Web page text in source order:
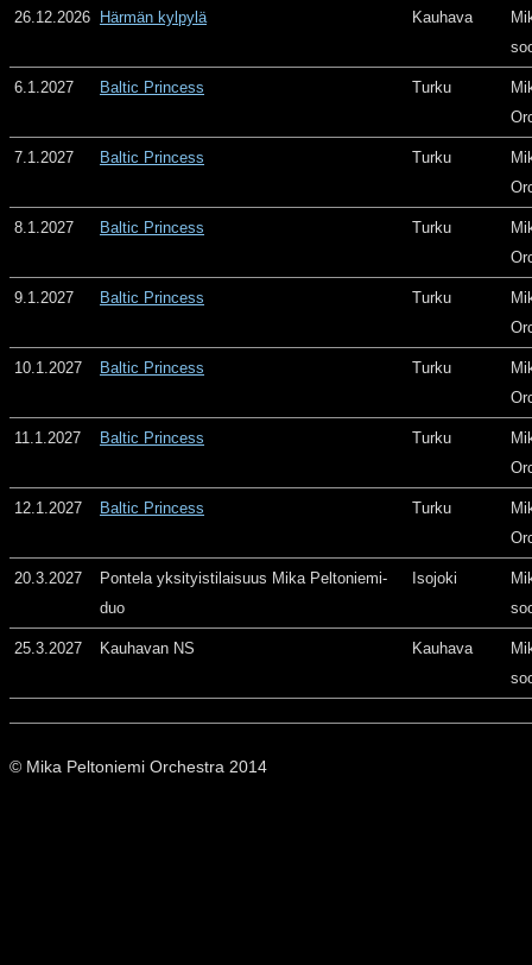
26.12.2026 Härmän kylpylä Kauhava
6.1.2027 Baltic Princess Turku
7.1.2027 Baltic Princess Turku
8.1.2027 Baltic Princess Turku
9.1.2027 Baltic Princess Turku
10.1.2027 Baltic Princess Turku
11.1.2027 Baltic Princess Turku
12.1.2027 Baltic Princess Turku
20.3.2027
Pontela yksityistilaisuus Mika Peltoniemi-
duo
Isojoki
25.3.2027 Kauhavan NS Kauhava
© Mika Peltoniemi Orchestra 2014